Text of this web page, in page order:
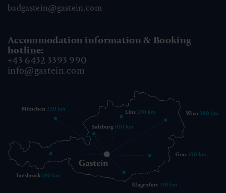
badgastein@gastein.com
Accommodation information & Booking
hotline:
+43 6432 3393 990
info@gastein.com